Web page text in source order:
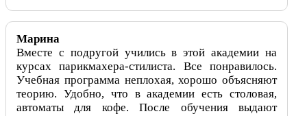
Марина
Вместе с подругой учились в этой академии на
курсах парикмахера-стилиста. Все понравилось.
Учебная программа неплохая, хорошо объясняют
теорию. Удобно, что в академии есть столовая,
автоматы для кофе. После обучения выдают